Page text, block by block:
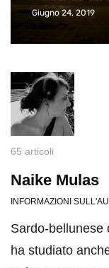
Giugno 24, 2019
65 articoli
Naike Mulas
INFORMAZIONI
Sardo-bellunese
ha studiato